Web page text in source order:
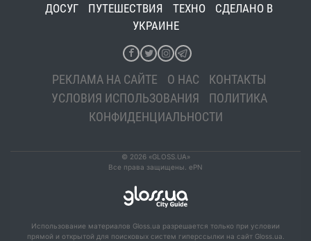
ДОСУГ
ПУТЕШЕСТВИЯ ТЕХНО
СДЕЛАНО В
УКРАИНЕ
РЕКЛАМА НА САЙТЕ О НАС
КОНТАКТЫ
УСЛОВИЯ ИСПОЛЬЗОВАНИЯ
ПОЛИТИКА
КОНФИДЕНЦИАЛЬНОСТИ
© 2026 «GLOSS.UA»
Все права защищены. ePN
Использование материалов Gloss.ua разрешается только при условии
прямой и открытой для поисковых систем гиперссылки на сайт Gloss.ua.